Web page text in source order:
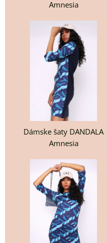
Amnesia
Dámske šaty DANDALA
Amnesia